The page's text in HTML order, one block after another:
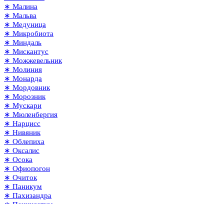
∗ Малина
∗ Мальва
∗ Медуница
∗ Микробиота
∗ Миндаль
∗ Мискантус
∗ Можжевельник
∗ Молиния
∗ Монарда
∗ Мордовник
∗ Морозник
∗ Мускари
∗ Мюленбергия
∗ Нарцисс
∗ Нивяник
∗ Облепиха
∗ Оксалис
∗ Осока
∗ Офиопогон
∗ Очиток
∗ Паникум
∗ Пахизандра